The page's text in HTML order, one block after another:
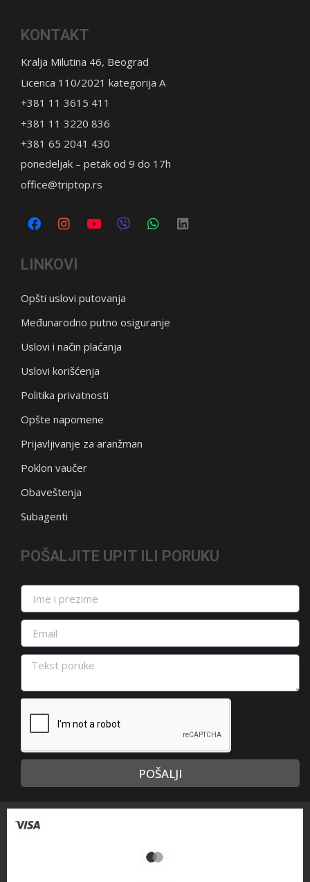
KONTAKT
Kralja Milutina 46, Beograd
Licenca 110/2021 kategorija A
+381 11 3615 411
+381 11 3220 836
+381 65 2041 430
ponedeljak – petak od 9 do 17h
office@triptop.rs
LINKOVI
Opšti uslovi putovanja
Međunarodno putno osiguranje
Uslovi i način plaćanja
Uslovi korišćenja
Politika privatnosti
Opšte napomene
Prijavljivanje za aranžman
Poklon vaučer
Obaveštenja
Subagenti
POŠALJITE UPIT ILI PORUKU
POŠALJI